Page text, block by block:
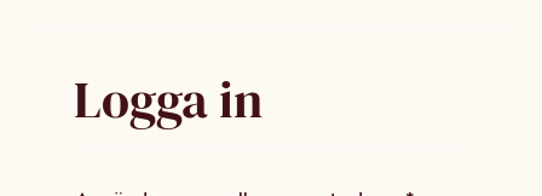
Logga in